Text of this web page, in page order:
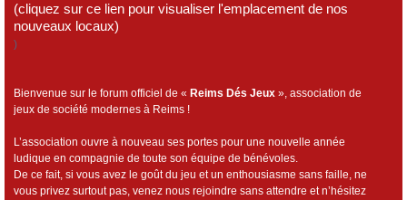
(cliquez sur ce lien pour visualiser l'emplacement de nos
nouveaux locaux)
)
Bienvenue sur le forum officiel de « Reims Dés Jeux », association de
jeux de société modernes à Reims !
L’association ouvre à nouveau ses portes pour une nouvelle année
ludique en compagnie de toute son équipe de bénévoles.
De ce fait, si vous avez le goût du jeu et un enthousiasme sans faille, ne
vous privez surtout pas, venez nous rejoindre sans attendre et n’hésitez